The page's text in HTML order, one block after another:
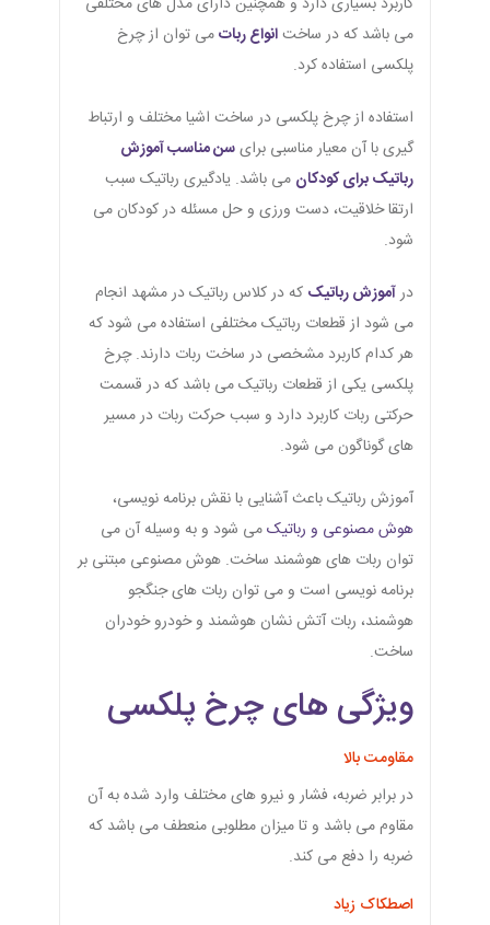
می باشد که در ساختانواع رباتمی توان از چرخ
پلکسی استفاده کرد.
استفاده از چرخ پلکسی در ساخت اشیا مختلف و ارتباط
گیری با آن معیار مناسبی برایسن مناسب آموزش
رباتیک برای کودکان می باشد. یادگیری رباتیک سبب
ارتقا خلاقیت، دست ورزی و حل مسئله در کودکان می
شود.
درآموزش رباتیک که در کلاس رباتیک در مشهد انجام
می شود از قطعات رباتیک مختلفی استفاده می شود که
هر کدام کاربرد مشخصی در ساخت ربات دارند. چرخ
پلکسی یکی از قطعات رباتیک می باشد که در قسمت
حرکتی ربات کاربرد دارد و سبب حرکت ربات در مسیر
های گوناگون می شود.
آموزش رباتیک باعث آشنایی با نقش برنامه نویسی،
هوش مصنوعی و رباتیکمی شود و به وسیله آن می
توان ربات های هوشمند ساخت. هوش مصنوعی مبتنی بر
برنامه نویسی است و می توان ربات های جنگجو
هوشمند، ربات آتش نشان هوشمند و خودرو خودران
ساخت.
ویژگی های چرخ پلکسی
مقاومت بالا
در برابر ضربه، فشار و نیرو های مختلف وارد شده به آن
مقاوم می باشد و تا میزان مطلوبی منعطف می باشد که
ضربه را دفع می کند.
اصطکاک زیاد